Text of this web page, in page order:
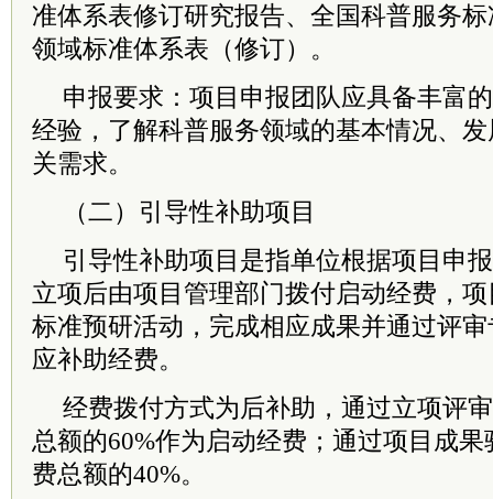
准体系表修订研究报告、全国科普服务
领域标准体系表（修订）。
申报要求：项目申报团队应具备丰富
经验，了解科普服务领域的基本情况、
关需求。
（二）引导性补助项目
引导性补助项目是指单位根据项目申
立项后由项目管理部门拨付启动经费，
标准预研活动，完成相应成果并通过评
应补助经费。
经费拨付方式为后补助，通过立项评
总额的60%作为启动经费；通过项目成
费总额的40%。